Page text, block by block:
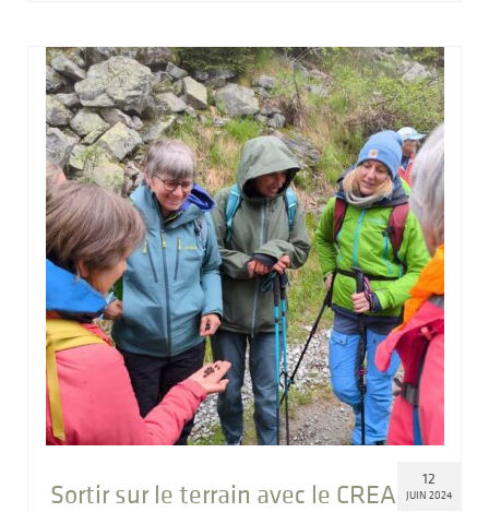
12
JUIN 2024
Sortir sur le terrain avec le CREA